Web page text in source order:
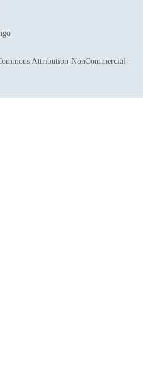
Attribution-NonCommercial-